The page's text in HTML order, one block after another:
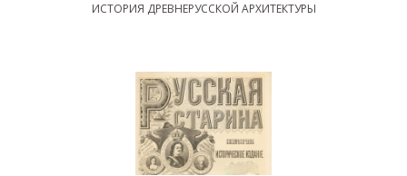
ИСТОРИЯ ДРЕВНЕРУССКОЙ АРХИТЕКТУРЫ